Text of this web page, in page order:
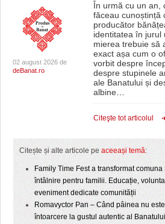
02 august 2026 de
deBanat.ro
În urmă cu un an,
făceau cunoștință
producător
identitatea în jurul
mierea trebuie să
exact așa cum o
vorbit despre
despre stupinele
ale Banatului și
albine…
Citeşte tot articolul
Citește și alte articole pe aceeași temă:
Family Time Fest a transformat
întâlnire pentru familii. Educație,
eveniment dedicate comunității
Romavyctor Pan – Când pâinea nu
întoarcere la gustul autentic al Banatului